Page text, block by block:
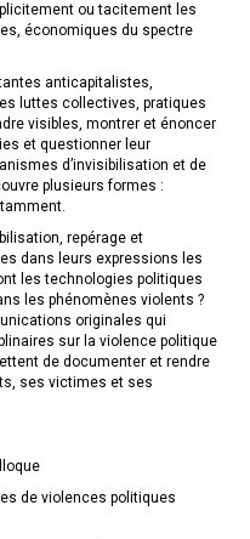
ou tacitement les
économiques du spectre
anticapitalistes,
luttes collectives, pratiques
visibles, montrer et énoncer
et questionner leur
d’invisibilisation et de
plusieurs formes :
repérage et
dans leurs expressions les
les technologies politiques
les phénomènes violents ?
originales qui
sur la violence politique
de documenter et rendre
ses victimes et ses
de violences politiques